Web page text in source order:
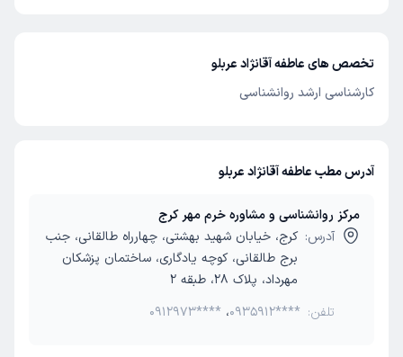
تخصص های عاطفه آقانژاد عربلو
کارشناسی ارشد روانشناسی
آدرس مطب عاطفه آقانژاد عربلو
مرکز روانشناسی و مشاوره خرم مهر کرج
آدرس: کرج، خیابان شهید بهشتی، چهارراه طالقانی، جنب
برج طالقانی، کوچه یادگاری، ساختمان پزشکان
مهرداد، پلاک 28، طبقه 2
تلفن:
0912973**** ،0935912****